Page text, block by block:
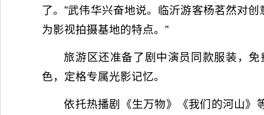
了。”武伟华兴奋地说。临沂游客杨茗然对
为影视拍摄基地的特点。”
旅游区还准备了剧中演员同款服装，
色，定格专属光影记忆。
依托热播剧《生万物》《我们的河山》